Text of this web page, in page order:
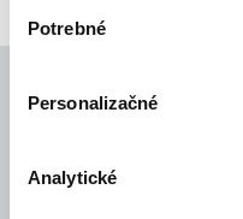
súhlasu
Potrebné
Personalizačné
Analytické